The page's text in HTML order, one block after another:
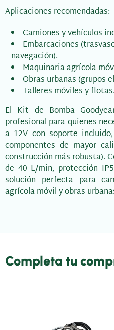
Aplicaciones recomendadas:
Camiones y vehículos
Embarcaciones
navegación).
Maquinaria agrícola
Obras urbanas (grupos
Talleres móviles y flotas.
El Kit de Bomba
profesional para quienes
a 12V con soporte
componentes de mayor
construcción más robusta).
de 40 L/min, protección
solución perfecta para
agrícola móvil y obras
Completa tu